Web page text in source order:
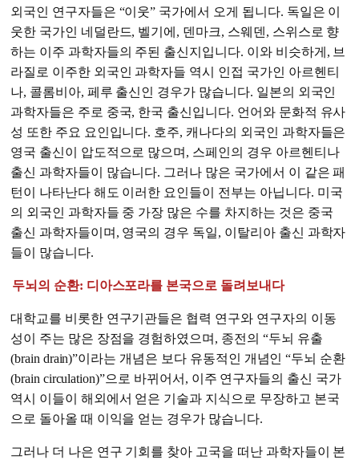
외국인 연구자들은 “이웃” 국가에서 오게 됩니다. 독일은 이
웃한 국가인 네덜란드, 벨기에, 덴마크, 스웨덴, 스위스로 향
하는 이주 과학자들의 주된 출신지입니다. 이와 비슷하게, 브
라질로 이주한 외국인 과학자들 역시 인접 국가인 아르헨티
나, 콜롬비아, 페루 출신인 경우가 많습니다. 일본의 외국인
과학자들은 주로 중국, 한국 출신입니다. 언어와 문화적 유사
성 또한 주요 요인입니다. 호주, 캐나다의 외국인 과학자들은
영국 출신이 압도적으로 많으며, 스페인의 경우 아르헨티나
출신 과학자들이 많습니다. 그러나 많은 국가에서 이 같은 패
턴이 나타난다 해도 이러한 요인들이 전부는 아닙니다. 미국
의 외국인 과학자들 중 가장 많은 수를 차지하는 것은 중국
출신 과학자들이며, 영국의 경우 독일, 이탈리아 출신 과학자
들이 많습니다.
두뇌의 순환: 디아스포라를 본국으로 돌려보내다
대학교를 비롯한 연구기관들은 협력 연구와 연구자의 이동
성이 주는 많은 장점을 경험하였으며, 종전의 “두뇌 유출
(brain drain)”이라는 개념은 보다 유동적인 개념인 “두뇌 순환
(brain circulation)”으로 바뀌어서, 이주 연구자들의 출신 국가
역시 이들이 해외에서 얻은 기술과 지식으로 무장하고 본국
으로 돌아올 때 이익을 얻는 경우가 많습니다.
그러나 더 나은 연구 기회를 찾아 고국을 떠난 과학자들이 본